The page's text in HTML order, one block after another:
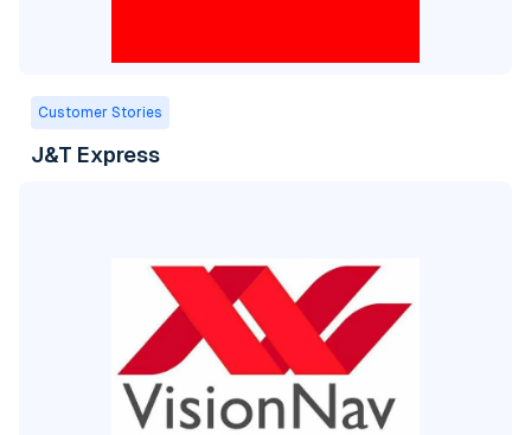
Customer Stories
J&T Express